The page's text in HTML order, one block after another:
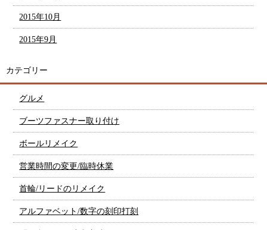
2015年10月
2015年9月
カテゴリー
グルメ
ブーツファスナー取り付け
ボールリメイク
営業時間の変更/臨時休業
首輪/リードのリメイク
アルファベット/数字の刻印打刻